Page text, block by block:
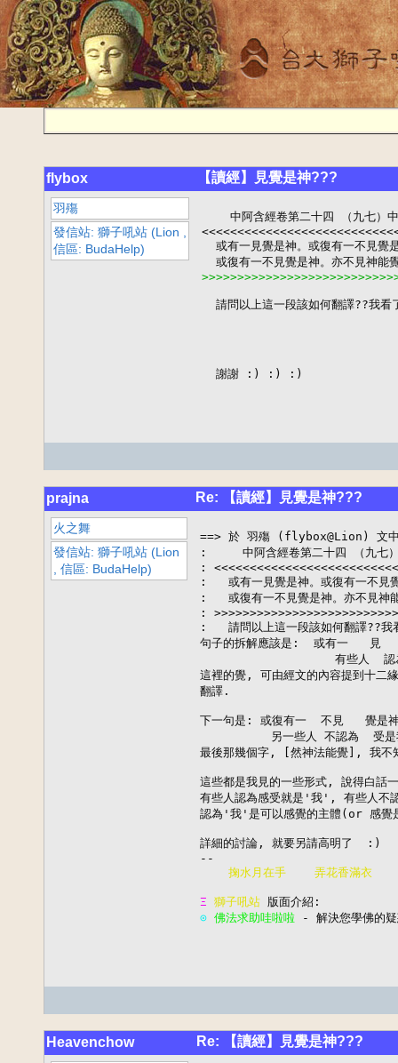
flybox 【讀經】見覺是神???
羽殤
發信站: 獅子吼站 (Lion ,
信區: BudaHelp)
中阿含經卷第二十四 （九七）
或有一見覺是神。或復有一不見覺
請問以上這一段該如何翻譯??我看
  謝謝 :) :) :)
prajna Re: 【讀經】見覺是神???
火之舞
發信站: 獅子吼站 (Lion
, 信區: BudaHelp)
==> 於 羽殤 (flybox@Lion) 文
:     中阿含經卷第二十四 （九七）
:
:   或有一見覺是神。或復有一不見
:   或復有一不見覺是神。亦不見神
:
:   請問以上這一段該如何翻譯??
句子的拆解應該是:  或有一   見
有些人  認
這裡的覺, 可由經文的內容提到十
翻譯.
下一句是: 或復有一  不見   覺
另一些人 不認為  受是
最後那幾個字, [然神法能覺], 我不
這些都是我見的一些形式, 說得白話
有些人認為感受就是'我', 有些人
認為'我'是可以感覺的主體(or 感
詳細的討論, 就要另請高明了  :)
--
  掬水月在手    弄花香滿衣
Ξ 獅子吼站
⊙ 佛法求助哇啦啦 - 解決您學
Heavenchow Re: 【讀經】見覺是神???